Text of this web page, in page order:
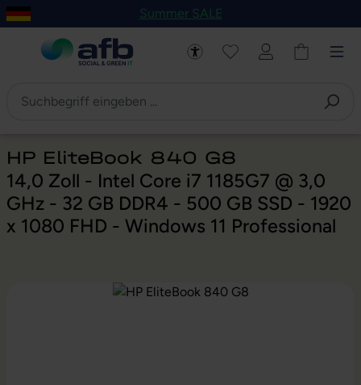
Hauptinhalt springen
Zur Navigation der B2B-Plattform springen
Summer SALE
HP EliteBook 840 G8
14,0 Zoll - Intel Core i7 1185G7 @ 3,0
GHz - 32 GB DDR4 - 500 GB SSD - 1920
x 1080 FHD - Windows 11 Professional
Bildergalerie überspringen